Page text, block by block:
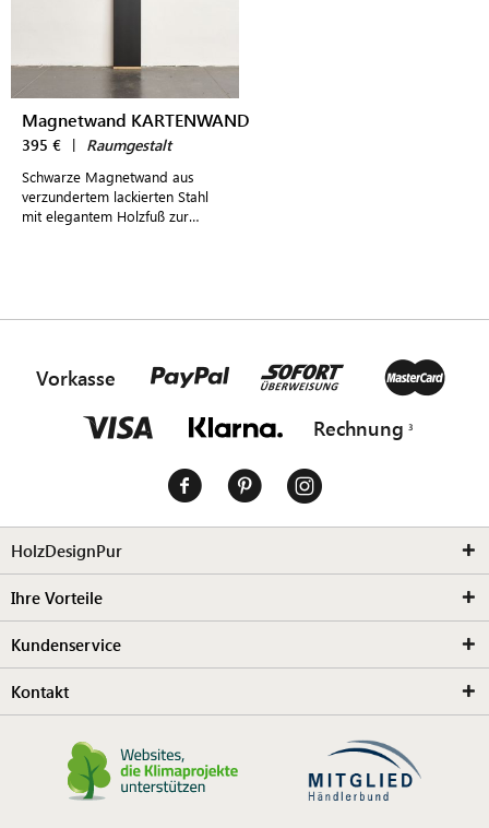
Magnetwand KARTENWAND
395 € | Raumgestalt
Schwarze Magnetwand aus
verzundertem lackierten Stahl
mit elegantem Holzfuß zur
Vorkasse
Rechnung
HolzDesignPur
Ihre Vorteile
Kundenservice
Kontakt